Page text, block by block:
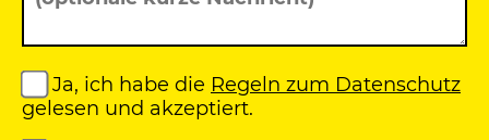
Ja, ich habe die Regeln zum Datenschutz
gelesen und akzeptiert.